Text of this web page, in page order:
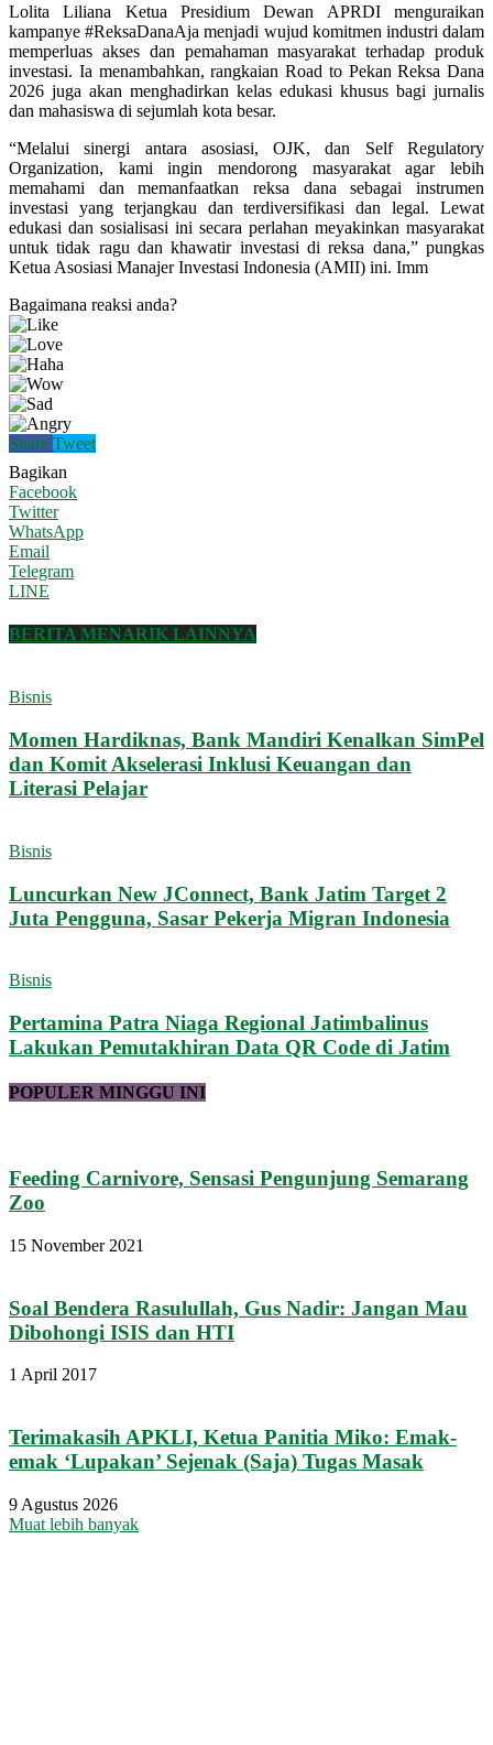
Lolita Liliana Ketua Presidium Dewan APRDI menguraikan
kampanye #ReksaDanaAja menjadi wujud komitmen industri dalam
memperluas akses dan pemahaman masyarakat terhadap produk
investasi. Ia menambahkan, rangkaian Road to Pekan Reksa Dana
2026 juga akan menghadirkan kelas edukasi khusus bagi jurnalis
dan mahasiswa di sejumlah kota besar.
“Melalui sinergi antara asosiasi, OJK, dan Self Regulatory
Organization, kami ingin mendorong masyarakat agar lebih
memahami dan memanfaatkan reksa dana sebagai instrumen
investasi yang terjangkau dan terdiversifikasi dan legal. Lewat
edukasi dan sosialisasi ini secara perlahan meyakinkan masyarakat
untuk tidak ragu dan khawatir investasi di reksa dana,” pungkas
Ketua Asosiasi Manajer Investasi Indonesia (AMII) ini. Imm
Bagaimana reaksi anda?
Share Tweet
Bagikan
Facebook
Twitter
WhatsApp
Email
Telegram
LINE
BERITA MENARIK LAINNYA
Bisnis
Momen Hardiknas, Bank Mandiri Kenalkan SimPel
dan Komit Akselerasi Inklusi Keuangan dan
Literasi Pelajar
Bisnis
Luncurkan New JConnect, Bank Jatim Target 2
Juta Pengguna, Sasar Pekerja Migran Indonesia
Bisnis
Pertamina Patra Niaga Regional Jatimbalinus
Lakukan Pemutakhiran Data QR Code di Jatim
POPULER MINGGU INI
Feeding Carnivore, Sensasi Pengunjung Semarang
Zoo
15 November 2021
Soal Bendera Rasulullah, Gus Nadir: Jangan Mau
Dibohongi ISIS dan HTI
1 April 2017
Terimakasih APKLI, Ketua Panitia Miko: Emak-
emak ‘Lupakan’ Sejenak (Saja) Tugas Masak
9 Agustus 2026
Muat lebih banyak